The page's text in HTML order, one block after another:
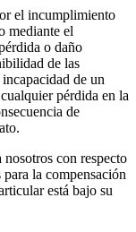
el incumplimiento
mediante el
o daño
de las
de un
pérdida en la
de
nosotros con respecto
la compensación
está bajo su